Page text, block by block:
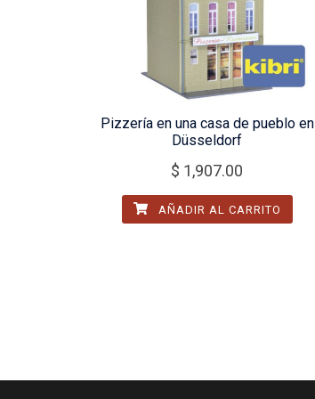
Pizzería en una casa de pueblo en
Düsseldorf
$ 1,907.00
AÑADIR AL CARRITO